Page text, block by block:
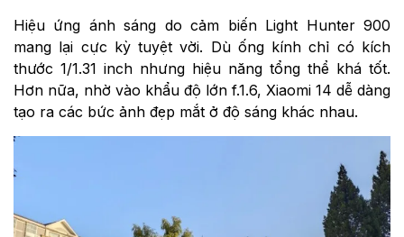
Hiệu ứng ánh sáng do cảm biến Light Hunter 900
mang lại cực kỳ tuyệt vời. Dù ống kính chỉ có kích
thước 1/1.31 inch nhưng hiệu năng tổng thể khá tốt.
Hơn nữa, nhờ vào khẩu độ lớn f.1.6, Xiaomi 14 dễ dàng
tạo ra các bức ảnh đẹp mắt ở độ sáng khác nhau.